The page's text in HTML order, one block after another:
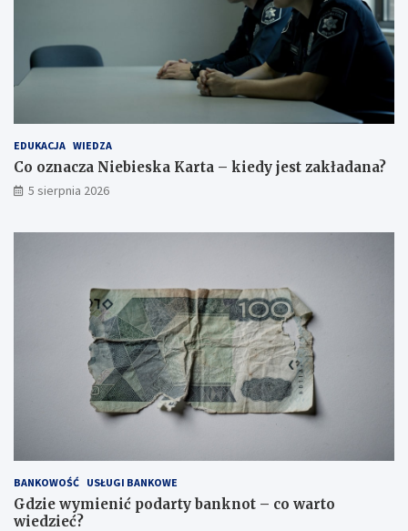
EDUKACJA WIEDZA
Co oznacza Niebieska Karta – kiedy jest zakładana?
5 sierpnia 2026
BANKOWOŚĆ USŁUGI BANKOWE
Gdzie wymienić podarty banknot – co warto
wiedzieć?